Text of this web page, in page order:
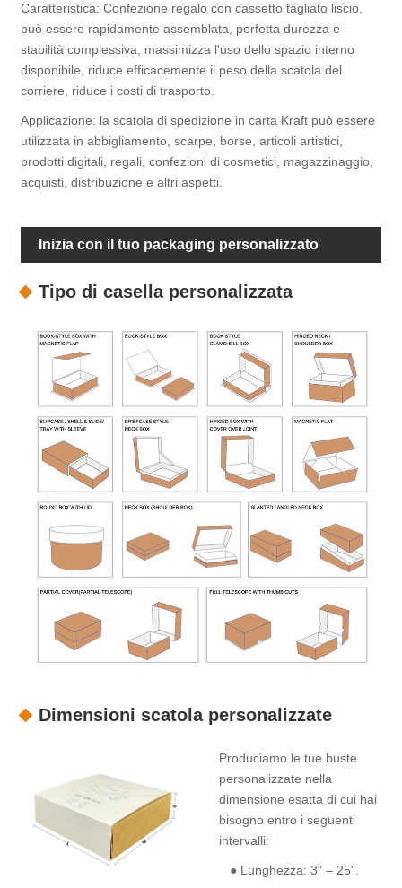
Caratteristica: Confezione regalo con cassetto tagliato liscio,
può essere rapidamente assemblata, perfetta durezza e
stabilità complessiva, massimizza l'uso dello spazio interno
disponibile, riduce efficacemente il peso della scatola del
corriere, riduce i costi di trasporto.
Applicazione: la scatola di spedizione in carta Kraft può essere
utilizzata in abbigliamento, scarpe, borse, articoli artistici,
prodotti digitali, regali, confezioni di cosmetici, magazzinaggio,
acquisti, distribuzione e altri aspetti.
Inizia con il tuo packaging personalizzato
Tipo di casella personalizzata
Dimensioni scatola personalizzate
Produciamo le tue buste
personalizzate nella
dimensione esatta di cui hai
bisogno entro i seguenti
intervalli:
● Lunghezza: 3" – 25".